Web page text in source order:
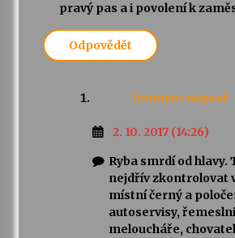
pravý pas a i povolení k
Odpovědět
Anonym napsal:
2. 10. 2017 (14:26)
Ryba smrdí od hlavy.
nejdřív zkontrolovat
místní černý a
autoservisy,
meloucháře,